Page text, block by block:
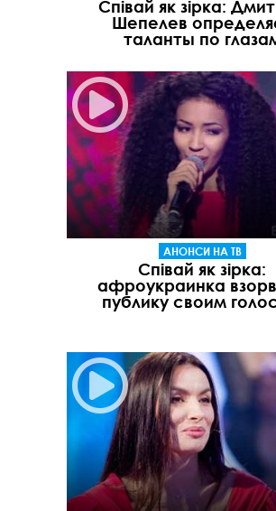
Співай як зірка:
Шепелев
таланты по
АНОНСИ НА ТВ
Співай як зірка:
афроукраинка
публику своим